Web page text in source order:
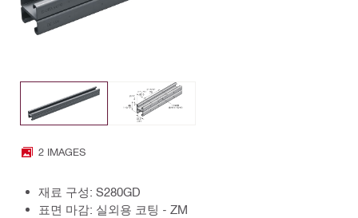
2 IMAGES
재료 구성: S280GD
표면 마감: 실외용 코팅 - ZM